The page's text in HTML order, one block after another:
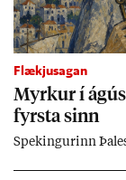
Flækjusagan
Myrk­ur í
fyrsta sinn
Spek­ing­ur­inn